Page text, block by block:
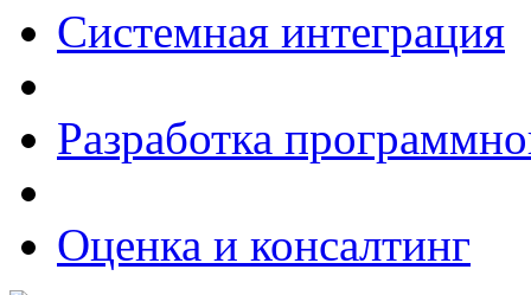
Системная интеграция
Разработка
Оценка и консалтинг